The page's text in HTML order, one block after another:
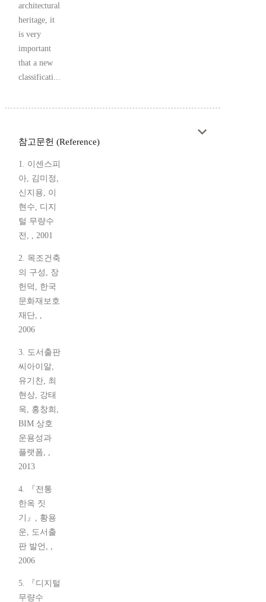
architectural
heritage, it
is very
important
that a new
classificati...
참고문헌 (Reference)
1. 이센스피
아, 김미정,
신지용, 이
현수, 디지
털 무량수
전, , 2001
2. 목조건축
의 구성, 장
헌덕, 한국
문화재보호
재단, ,
2006
3. 도서출판
씨아이알,
유기찬, 최
현상, 강태
욱, 홍창희,
BIM 상호
운용성과
플랫폼, ,
2013
4. 『전통
한옥 짓
기』, 황용
운, 도서출
판 발언, ,
2006
5. 『디지털
무량수